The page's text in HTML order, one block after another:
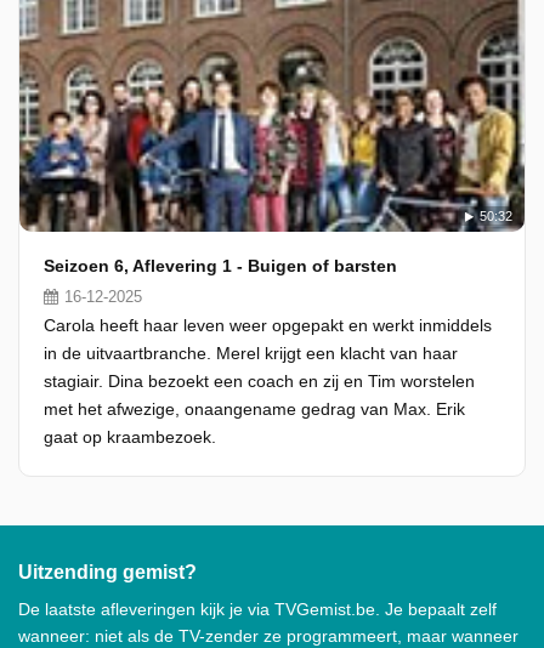
50:32
Seizoen 6, Aflevering 1 - Buigen of barsten
16-12-2025
Carola heeft haar leven weer opgepakt en werkt inmiddels
in de uitvaartbranche. Merel krijgt een klacht van haar
stagiair. Dina bezoekt een coach en zij en Tim worstelen
met het afwezige, onaangename gedrag van Max. Erik
gaat op kraambezoek.
Uitzending gemist?
De laatste afleveringen kijk je via TVGemist.be. Je bepaalt zelf
wanneer: niet als de TV-zender ze programmeert, maar wanneer